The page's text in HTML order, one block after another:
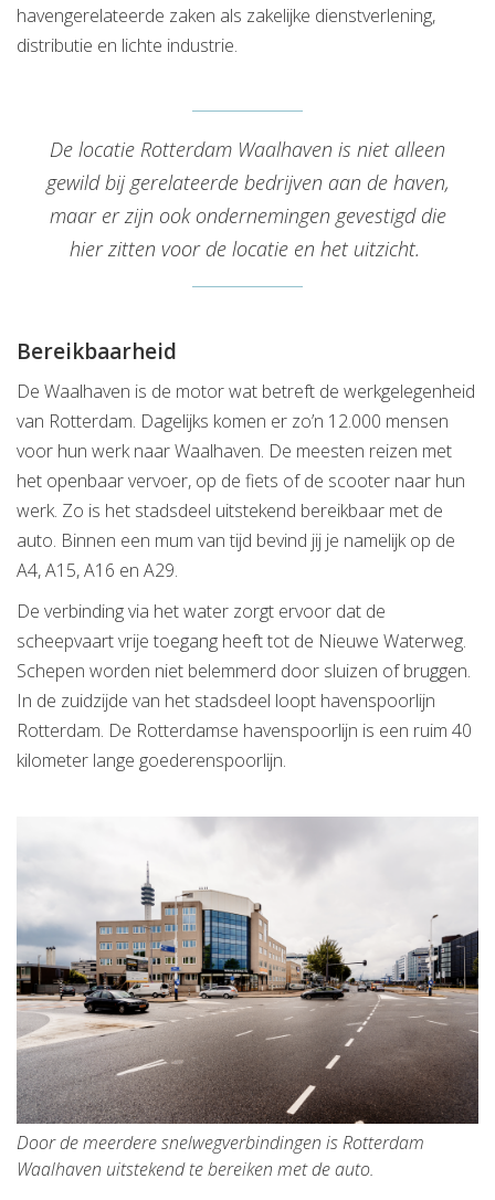
havengerelateerde zaken als zakelijke dienstverlening,
distributie en lichte industrie.
De locatie Rotterdam Waalhaven is niet alleen
gewild bij gerelateerde bedrijven aan de haven,
maar er zijn ook ondernemingen gevestigd die
hier zitten voor de locatie en het uitzicht.
Bereikbaarheid
De Waalhaven is de motor wat betreft de werkgelegenheid
van Rotterdam. Dagelijks komen er zo’n 12.000 mensen
voor hun werk naar Waalhaven. De meesten reizen met
het openbaar vervoer, op de fiets of de scooter naar hun
werk. Zo is het stadsdeel uitstekend bereikbaar met de
auto. Binnen een mum van tijd bevind jij je namelijk op de
A4, A15, A16 en A29.
De verbinding via het water zorgt ervoor dat de
scheepvaart vrije toegang heeft tot de Nieuwe Waterweg.
Schepen worden niet belemmerd door sluizen of bruggen.
In de zuidzijde van het stadsdeel loopt havenspoorlijn
Rotterdam. De Rotterdamse havenspoorlijn is een ruim 40
kilometer lange goederenspoorlijn.
Door de meerdere snelwegverbindingen is Rotterdam
Waalhaven uitstekend te bereiken met de auto.